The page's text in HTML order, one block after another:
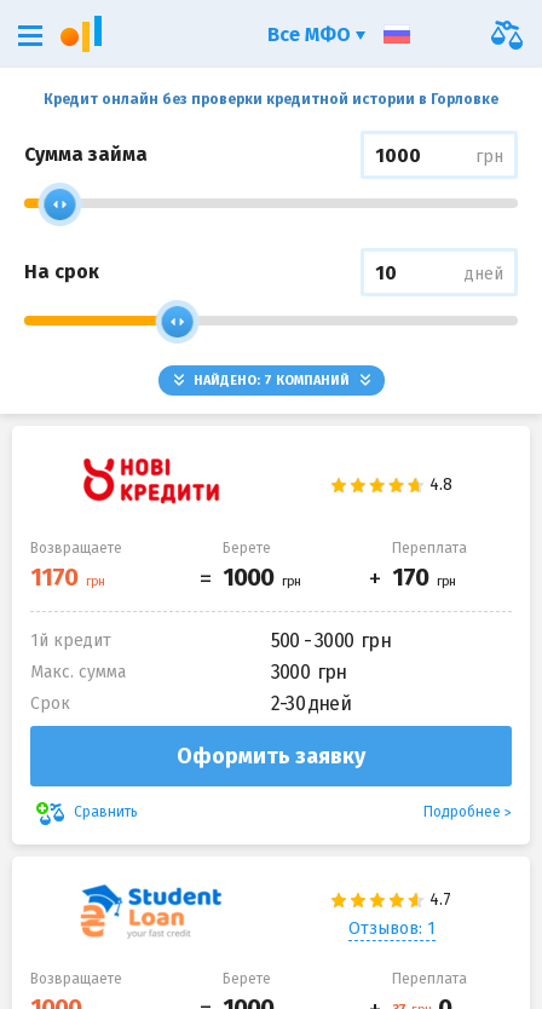
Кредит онлайн без проверки кредитной истории в Горловке
Сумма займа грн
На срок дней
НАЙДЕНО: 7 КОМПАНИЙ
Возвращаете Берете Переплата
1й кредит 500 - 3000
Макс. сумма 3000
Срок 2-30 дней
Оформить заявку
Сравнить Подробнее
Отзывов: 1
Возвращаете Берете Переплата
Все МФО